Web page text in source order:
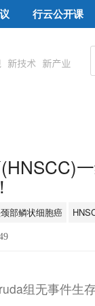
行云公开课
部鳞状细胞癌
组无事件生